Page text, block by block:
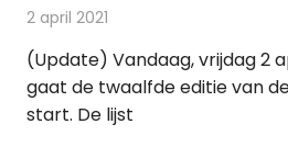
2 april 2021
(Update) Vandaag, vrijdag 2
gaat de twaalfde editie van
start. De lijst